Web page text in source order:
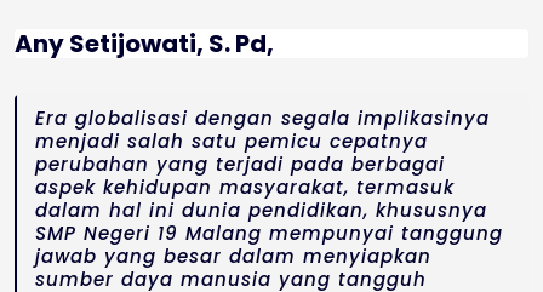
Any Setijowati, S. Pd,
Era globalisasi dengan segala implikasinya
menjadi salah satu pemicu cepatnya
perubahan yang terjadi pada berbagai
aspek kehidupan masyarakat, termasuk
dalam hal ini dunia pendidikan, khususnya
SMP Negeri 19 Malang mempunyai tanggung
jawab yang besar dalam menyiapkan
sumber daya manusia yang tangguh